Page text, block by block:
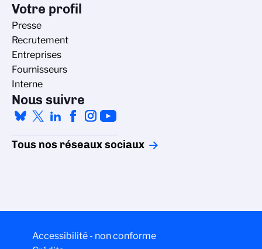
Votre profil
Presse
Recrutement
Entreprises
Fournisseurs
Interne
Nous suivre
Tous nos réseaux sociaux
Accessibilité - non conforme